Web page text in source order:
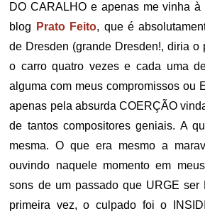
DO CARALHO e apenas me vinha à
blog
Prato Feito, que é
de Dresden (grande Dresden!, diria o
o carro quatro vezes e cada uma
alguma com meus compromissos ou
apenas pela absurda COERÇÃO
de tantos compositores geniais. A
mesma. O que era mesmo a
ouvindo naquele momento em
sons de um passado que URGE ser
primeira vez, o culpado foi o